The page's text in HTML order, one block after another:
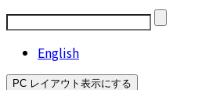
English
PC レイアウト表示にする